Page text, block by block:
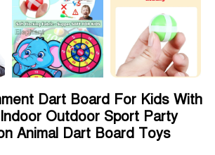
Dart Board For Kids With
Outdoor Sport Party
Animal Dart Board Toys